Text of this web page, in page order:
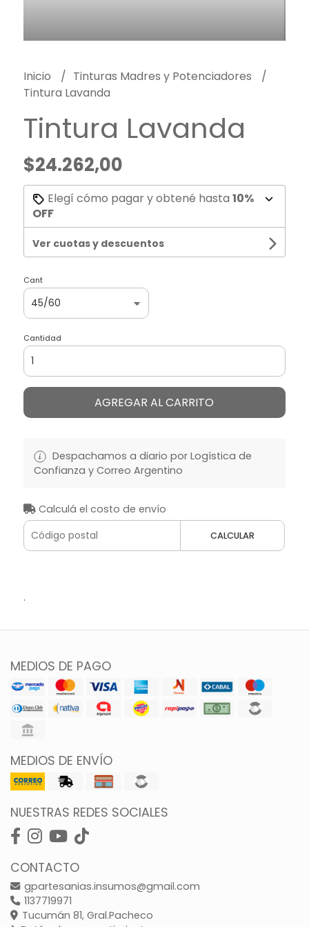
Inicio
Tinturas Madres y Potenciadores
Tintura Lavanda
Tintura Lavanda
$24.262,00
Elegí cómo pagar y obtené hasta 10%
OFF
Ver cuotas y descuentos
Cant
Cantidad
AGREGAR AL CARRITO
Despachamos a diario por Logística de
Confianza y Correo Argentino
Calculá el costo de envío
CALCULAR
.
MEDIOS DE PAGO
MEDIOS DE ENVÍO
NUESTRAS REDES SOCIALES
CONTACTO
gpartesanias.insumos@gmail.com
1137719971
Tucumán 81, Gral.Pacheco